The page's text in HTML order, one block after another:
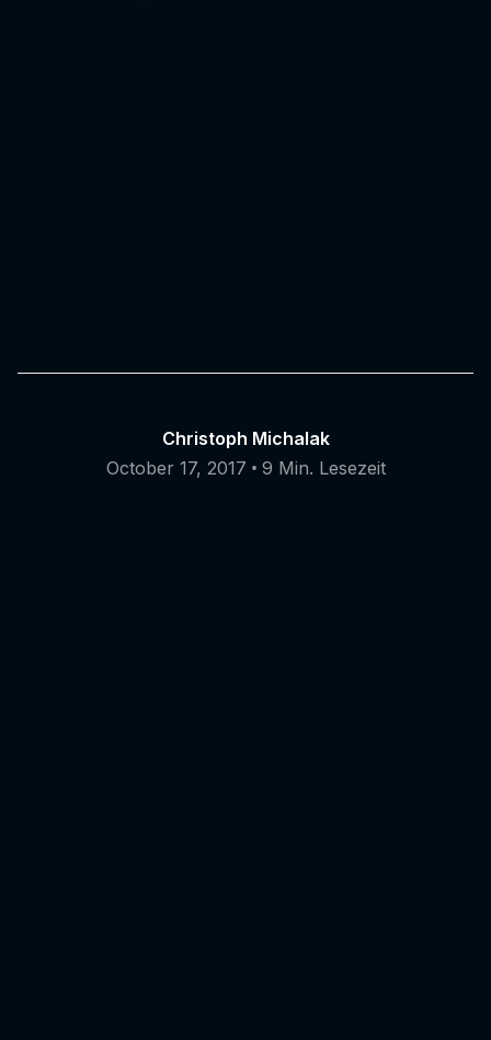
Christoph Michalak
October 17, 2017 • 9 Min. Lesezeit